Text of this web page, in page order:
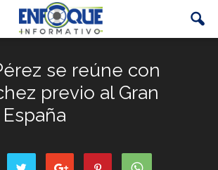
se reúne con
previo al Gran